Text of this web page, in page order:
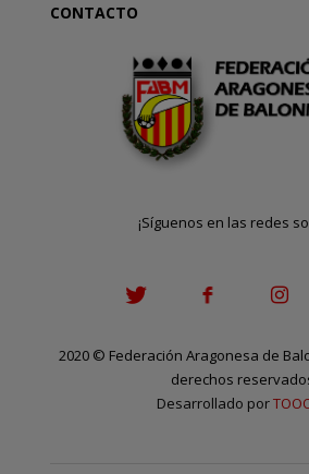
CONTACTO
¡Síguenos en las redes
2020 © Federación Aragonesa de
derechos
Desarrollado por